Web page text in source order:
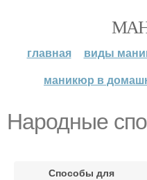
главная виды
маникюр в
Народные
Способы для